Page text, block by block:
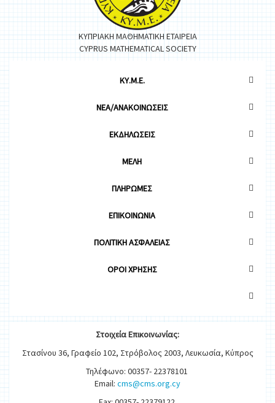
ΚΥΠΡΙΑΚΗ ΜΑΘΗΜΑΤΙΚΗ ΕΤΑΙΡΕΙΑ
CYPRUS MATHEMATICAL SOCIETY
ΚΥ.Μ.Ε.
ΝΕΑ/ΑΝΑΚΟΙΝΩΣΕΙΣ
ΕΚΔΗΛΩΣΕΙΣ
ΜΕΛΗ
ΠΛΗΡΩΜΕΣ
ΕΠΙΚΟΙΝΩΝΙΑ
ΠΟΛΙΤΙΚΗ ΑΣΦΑΛΕΙΑΣ
OΡΟΙ ΧΡΗΣΗΣ
ΣτοιχείαΕπικοινωνίας:
Στασίνου 36, Γραφείο 102, Στρόβολος 2003, Λευκωσία, Κύπρος
Τηλέφωνο: 00357- 22378101
Email: cms@cms.org.cy